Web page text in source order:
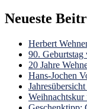
Neueste
Herbert
90. Geburtstag
20 Jahre
Hans-Jochen